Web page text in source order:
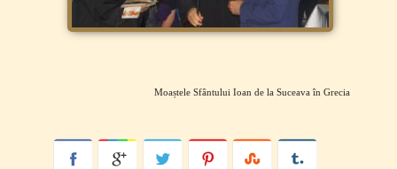
Moaștele Sfântului Ioan de la Suceava în Grecia